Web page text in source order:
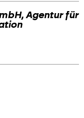
Agentur für